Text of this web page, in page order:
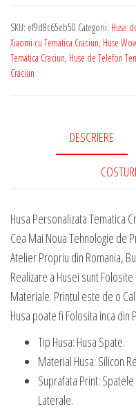
Personalizata
pentru
Orice
Tematica
SKU: ef9d8c65eb50 Categorii: Huse
Xiaomi cu Tematica Craciun, Huse
Tematica Craciun, Huse de Telefon
Craciun
DESCRIERE
Husa Personalizata Tematica
Cea Mai Noua Tehnologie de
Atelier Propriu din Romania,
Realizare a Husei sunt
Materiale. Printul este de o
Husa poate fi Folosita inca din
Tip Husa: Husa Spate.
Material Husa: Silicon
Suprafata Print:
Laterale.